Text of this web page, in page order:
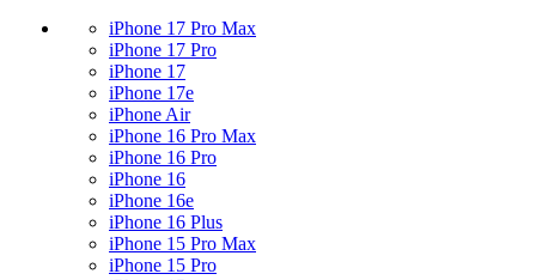
iPhone 17 Pro Max
iPhone 17 Pro
iPhone 17
iPhone 17e
iPhone Air
iPhone 16 Pro Max
iPhone 16 Pro
iPhone 16
iPhone 16e
iPhone 16 Plus
iPhone 15 Pro Max
iPhone 15 Pro